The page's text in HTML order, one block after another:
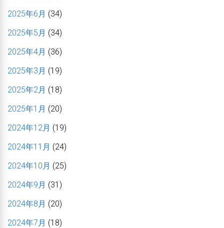
2025年6月 (34)
2025年5月 (34)
2025年4月 (36)
2025年3月 (19)
2025年2月 (18)
2025年1月 (20)
2024年12月 (19)
2024年11月 (24)
2024年10月 (25)
2024年9月 (31)
2024年8月 (20)
2024年7月 (18)